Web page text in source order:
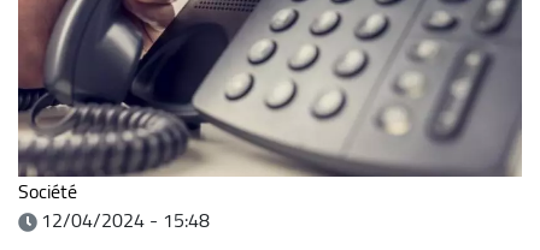
Société
12/04/2024 - 15:48